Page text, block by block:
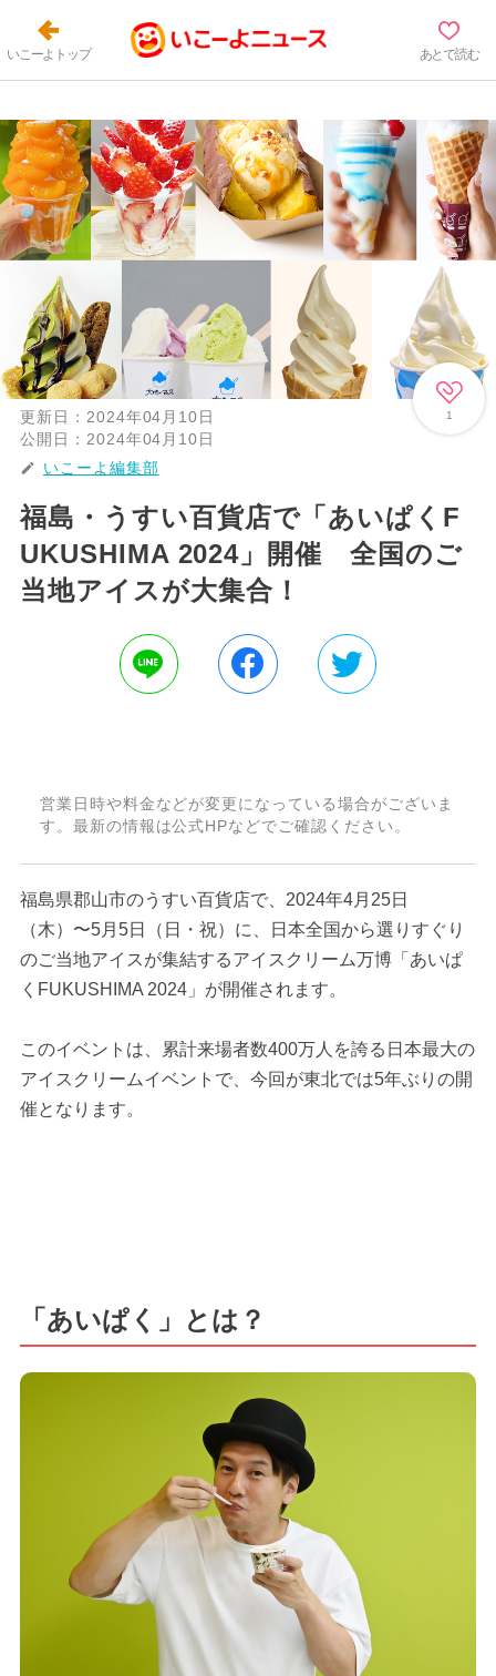
いこーよトップ あとで読む
1
更新日： 2024年04月10日
公開日： 2024年04月10日
いこーよ編集部
福島・うすい百貨店で「あいぱくF
UKUSHIMA 2024」開催 全国のご
当地アイスが大集合！
営業日時や料金などが変更になっている場合がございま
す。最新の情報は公式HPなどでご確認ください。
福島県郡山市のうすい百貨店で、2024年4月25日
（木）〜5月5日（日・祝）に、日本全国から選りすぐり
のご当地アイスが集結するアイスクリーム万博「あいぱ
くFUKUSHIMA 2024」が開催されます。
このイベントは、累計来場者数400万人を誇る日本最大の
アイスクリームイベントで、今回が東北では5年ぶりの開
催となります。
「あいぱく」とは？